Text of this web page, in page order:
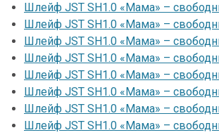
Шлейф JST SH1.0 «Мама» –
Шлейф JST SH1.0 «Мама» –
Шлейф JST SH1.0 «Мама» –
Шлейф JST SH1.0 «Мама» –
Шлейф JST SH1.0 «Мама» –
Шлейф JST SH1.0 «Мама» –
Шлейф JST SH1.0 «Мама» –
Шлейф JST SH1.0 «Мама» –